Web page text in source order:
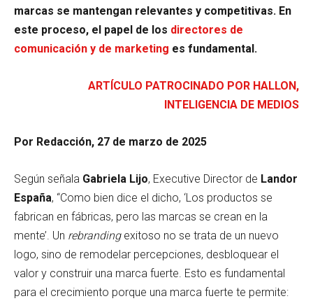
marcas se mantengan relevantes y competitivas. En
este proceso, el papel de los directores de
comunicación y de marketing es fundamental.
ARTÍCULO PATROCINADO POR HALLON,
INTELIGENCIA DE MEDIOS
Por Redacción, 27 de marzo de 2025
Según señala Gabriela Lijo, Executive Director de Landor
España, “Como bien dice el dicho, ‘Los productos se
fabrican en fábricas, pero las marcas se crean en la
mente’. Un rebrandingexitoso no se trata de un nuevo
logo, sino de remodelar percepciones, desbloquear el
valor y construir una marca fuerte. Esto es fundamental
para el crecimiento porque una marca fuerte te permite: